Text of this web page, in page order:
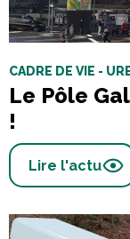
CADRE DE VIE -
Le Pôle
!
Lire l'actu